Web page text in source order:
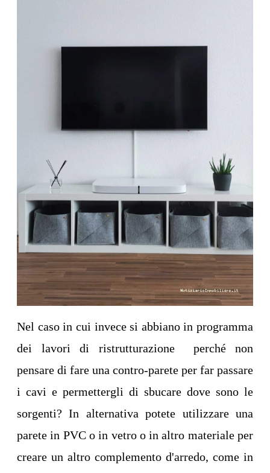
Nel caso in cui invece si abbiano in programma
dei lavori di ristrutturazione perché non
pensare di fare una contro-parete per far passare
i cavi e permettergli di sbucare dove sono le
sorgenti? In alternativa potete utilizzare una
parete in PVC o in vetro o in altro materiale per
creare un altro complemento d'arredo, come in